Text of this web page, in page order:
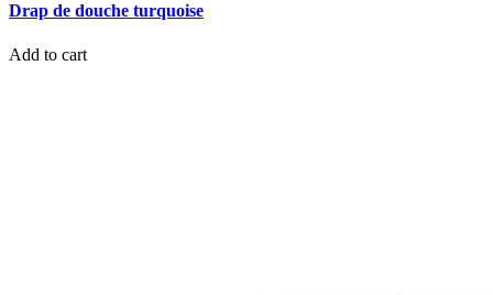
Drap de douche turquoise
Add to cart